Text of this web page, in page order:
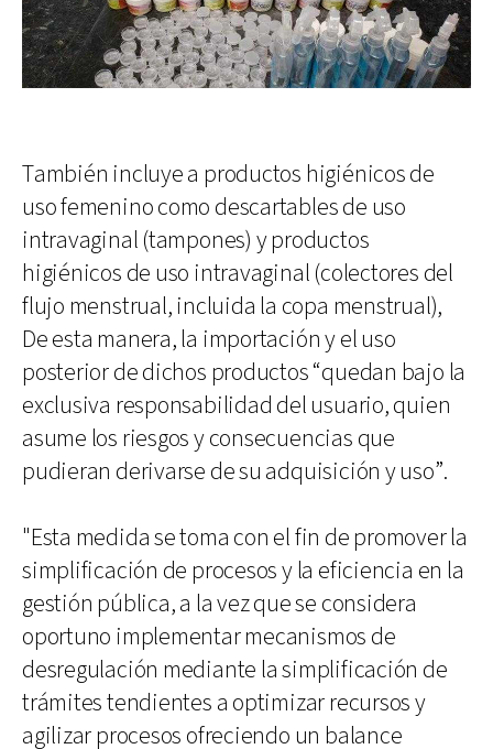
También incluye a productos higiénicos de
uso femenino como descartables de uso
intravaginal (tampones) y productos
higiénicos de uso intravaginal (colectores del
flujo menstrual, incluida la copa menstrual),
De esta manera, la importación y el uso
posterior de dichos productos “quedan bajo la
exclusiva responsabilidad del usuario, quien
asume los riesgos y consecuencias que
pudieran derivarse de su adquisición y uso”.
"Esta medida se toma con el fin de promover la
simplificación de procesos y la eficiencia en la
gestión pública, a la vez que se considera
oportuno implementar mecanismos de
desregulación mediante la simplificación de
trámites tendientes a optimizar recursos y
agilizar procesos ofreciendo un balance